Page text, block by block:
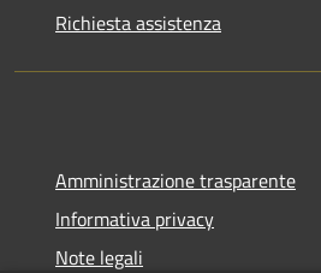
Richiesta assistenza
Amministrazione trasparente
Informativa privacy
Note legali